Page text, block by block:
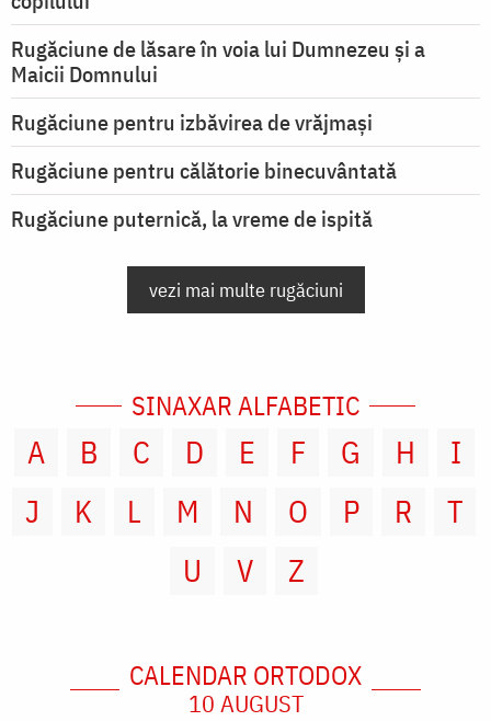
Rugăciune de lăsare în voia lui Dumnezeu şi a
Maicii Domnului
Rugăciune pentru izbăvirea de vrăjmași
Rugăciune pentru călătorie binecuvântată
Rugăciune puternică, la vreme de ispită
vezi mai multe rugăciuni
SINAXAR ALFABETIC
A B C D E F G H
I
J
K L M N O P R
T
U
V Z
CALENDAR ORTODOX
10 AUGUST